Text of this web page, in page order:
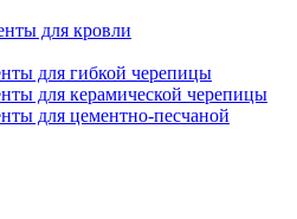
для кровли
для гибкой черепицы
для керамической черепицы
для цементно-песчаной